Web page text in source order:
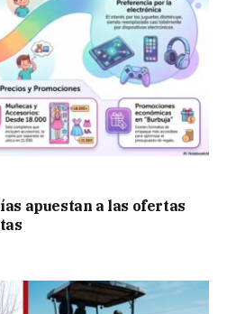
apuestan a las ofertas